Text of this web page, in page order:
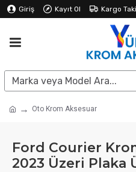
Giriş Kayıt Ol Kargo
Oto Krom Aksesuar
Ford Courier
2023 Üzeri Plaka